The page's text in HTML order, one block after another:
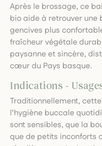
Après le brossage, ce
bio aide à retrouver une
gencives plus
fraîcheur végétale
paysanne et sincère,
cœur du Pays basque.
Indications -
Traditionnellement,
l’hygiène buccale
sont sensibles, que la
que de petits inconforts